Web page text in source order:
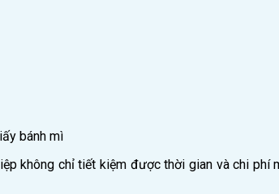
bánh mì
không chỉ tiết kiệm được thời gian và chi